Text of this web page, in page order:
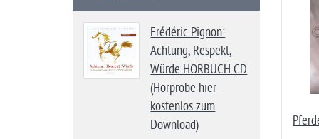
Frédéric Pignon:
Achtung, Respekt,
Würde HÖRBUCH CD
(Hörprobe hier
kostenlos zum
Download)